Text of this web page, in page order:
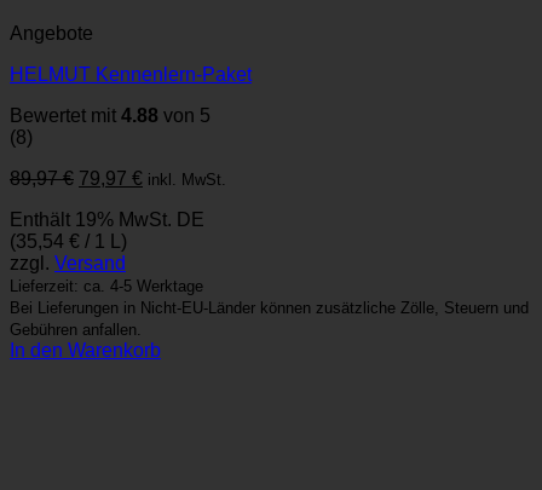
Angebote
HELMUT Kennenlern-Paket
Bewertet mit 4.88 von 5
(8)
89,97€ Ursprünglicher
war:
89,97 €
79,97 € Aktueller
ist:
inkl. MwSt.
Enthält 19% MwSt. DE
(35,54 € / 1 L)
zzgl. Versand
Lieferzeit: ca. 4-5 Werktage
Bei Lieferungen in Nicht-EU-Länder können zusätzliche Zölle, Steuern und
Gebühren anfallen.
In den Warenkorb